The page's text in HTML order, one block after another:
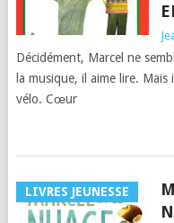
Décidément, Marcel ne
la musique, il aime lire.
vélo. Cœur
LIVRES JEUNESSE